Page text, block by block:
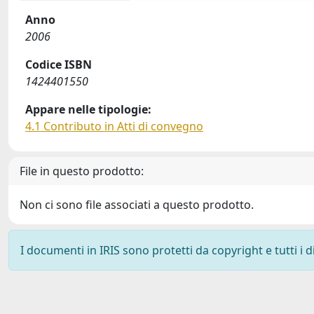
Anno
2006
Codice ISBN
1424401550
Appare nelle tipologie:
4.1 Contributo in Atti di convegno
File in questo prodotto:
Non ci sono file associati a questo prodotto.
I documenti in IRIS sono protetti da copyright e tutti i